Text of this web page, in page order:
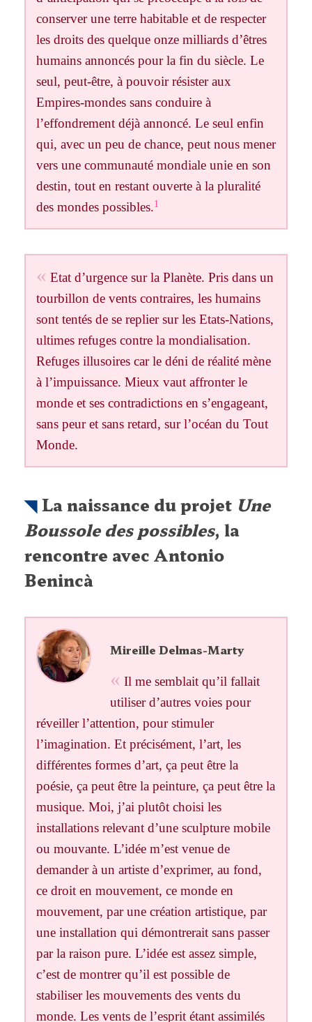
conserver une terre habitable et de respecter
les droits des quelque onze milliards d’êtres
humains annoncés pour la fin du siècle. Le
seul, peut-être, à pouvoir résister aux
Empires-mondes sans conduire à
l’effondrement déjà annoncé. Le seul enfin
qui, avec un peu de chance, peut nous mener
vers une communauté mondiale unie en son
destin, tout en restant ouverte à la pluralité
des mondes possibles.1
Etat d’urgence sur la Planète. Pris dans un
tourbillon de vents contraires, les humains
sont tentés de se replier sur les Etats-Nations,
ultimes refuges contre la mondialisation.
Refuges illusoires car le déni de réalité mène
à l’impuissance. Mieux vaut affronter le
monde et ses contradictions en s’engageant,
sans peur et sans retard, sur l’océan du Tout
Monde.
La naissance du projet Une
Boussole des possibles, la
rencontre avec Antonio
Benincà
Mireille Delmas-Marty
Il me semblait qu’il fallait
utiliser d’autres voies pour
réveiller l’attention, pour stimuler
l’imagination. Et précisément, l’art, les
différentes formes d’art, ça peut être la
poésie, ça peut être la peinture, ça peut être la
musique. Moi, j’ai plutôt choisi les
installations relevant d’une sculpture mobile
ou mouvante. L’idée m’est venue de
demander à un artiste d’exprimer, au fond,
ce droit en mouvement, ce monde en
mouvement, par une création artistique, par
une installation qui démontrerait sans passer
par la raison pure. L’idée est assez simple,
c’est de montrer qu’il est possible de
stabiliser les mouvements des vents du
monde. Les vents de l’esprit étant assimilés